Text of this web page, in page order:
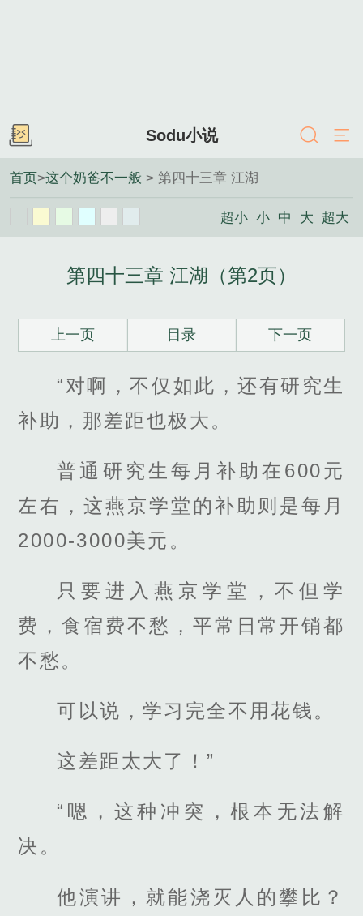
Sodu小说
首页>这个奶爸不一般 > 第四十三章 江湖
超小 小 中 大 超大
第四十三章 江湖（第2页）
上一页 目录 下一页
“对啊，不仅如此，还有研究生
补助，那差距也极大。
普通研究生每月补助在600元
左右，这燕京学堂的补助则是每月
2000-3000美元。
只要进入燕京学堂，不但学
费，食宿费不愁，平常日常开销都
不愁。
可以说，学习完全不用花钱。
这差距太大了！”
“嗯，这种冲突，根本无法解
决。
他演讲，就能浇灭人的攀比？